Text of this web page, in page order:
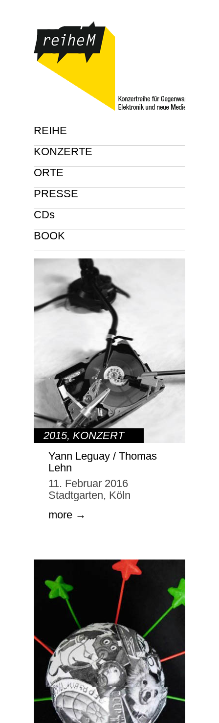
REIHE
KONZERTE
ORTE
PRESSE
CDs
BOOK
2015, KONZERT
Yann Leguay / Thomas
Lehn
11. Februar 2016
Stadtgarten, Köln
more →